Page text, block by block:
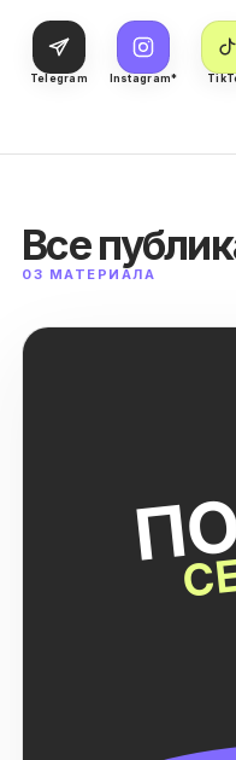
Telegram Instagram*
Все
03 МАТЕРИАЛА